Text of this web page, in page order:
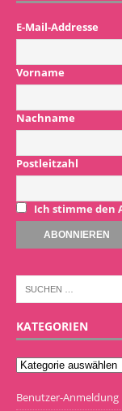
E-Mail-Addresse
Vorname
Nachname
Postleitzahl
Ich stimme den
KATEGORIEN
Benutzer-Anmeldung